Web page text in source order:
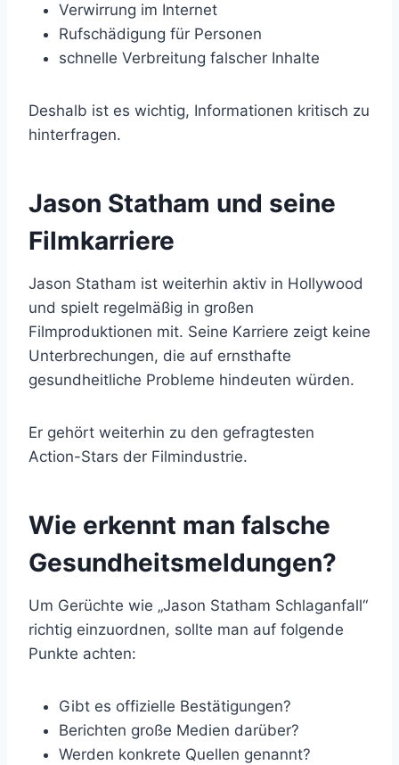
Verwirrung im Internet
Rufschädigung für Personen
schnelle Verbreitung falscher Inhalte
Deshalb ist es wichtig, Informationen kritisch zu
hinterfragen.
Jason Statham und seine
Filmkarriere
Jason Statham ist weiterhin aktiv in Hollywood
und spielt regelmäßig in großen
Filmproduktionen mit. Seine Karriere zeigt keine
Unterbrechungen, die auf ernsthafte
gesundheitliche Probleme hindeuten würden.
Er gehört weiterhin zu den gefragtesten
Action-Stars der Filmindustrie.
Wie erkennt man falsche
Gesundheitsmeldungen?
Um Gerüchte wie „Jason Statham Schlaganfall“
richtig einzuordnen, sollte man auf folgende
Punkte achten:
Gibt es offizielle Bestätigungen?
Berichten große Medien darüber?
Werden konkrete Quellen genannt?